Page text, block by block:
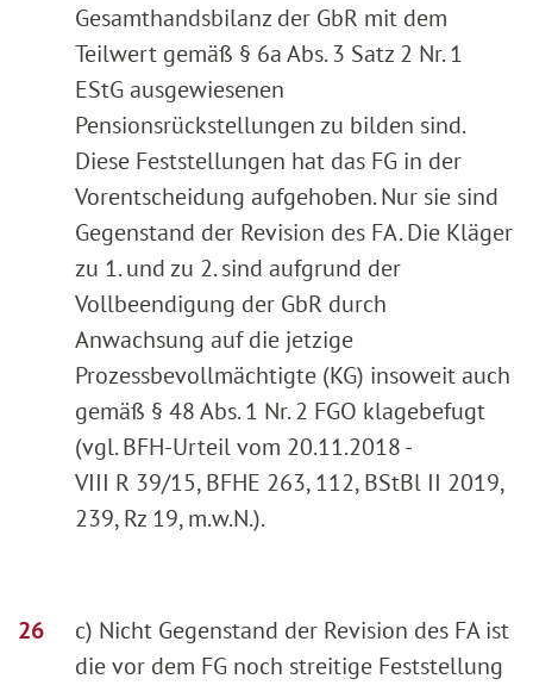
Gesamthandsbilanz der GbR mit dem
Teilwert gemäß § 6a Abs. 3 Satz 2 Nr. 1
EStG ausgewiesenen
Pensionsrückstellungen zu bilden sind.
Diese Feststellungen hat das FG in der
Vorentscheidung aufgehoben. Nur sie sind
Gegenstand der Revision des FA. Die Kläger
zu 1. und zu 2. sind aufgrund der
Vollbeendigung der GbR durch
Anwachsung auf die jetzige
Prozessbevollmächtigte (KG) insoweit auch
gemäß § 48 Abs. 1 Nr. 2 FGO klagebefugt
(vgl. BFH-Urteil vom 20.11.2018 -
VIII R 39/15, BFHE 263, 112, BStBl II 2019,
239, Rz 19, m.w.N.).
c) Nicht Gegenstand der Revision des FA ist
die vor dem FG noch streitige Feststellung